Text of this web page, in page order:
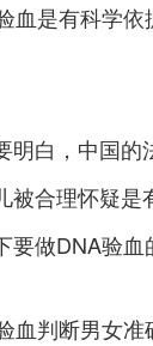
血是有科学
白，中国的
被合理怀疑
要做DNA验血
判断男女准